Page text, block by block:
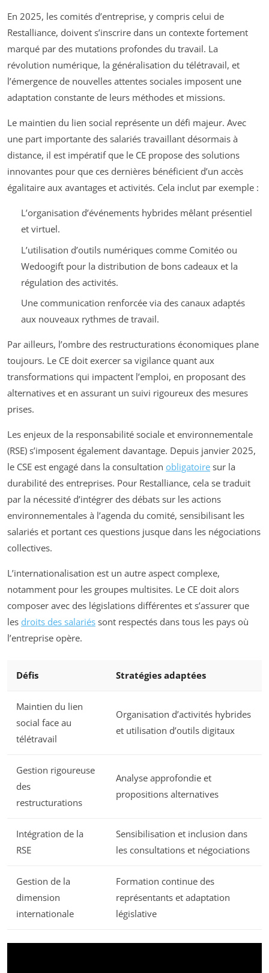
En 2025, les comités d’entreprise, y compris celui de
Restalliance, doivent s’inscrire dans un contexte fortement
marqué par des mutations profondes du travail. La
révolution numérique, la généralisation du télétravail, et
l’émergence de nouvelles attentes sociales imposent une
adaptation constante de leurs méthodes et missions.
Le maintien du lien social représente un défi majeur. Avec
une part importante des salariés travaillant désormais à
distance, il est impératif que le CE propose des solutions
innovantes pour que ces dernières bénéficient d’un accès
égalitaire aux avantages et activités. Cela inclut par exemple :
L’organisation d’événements hybrides mêlant présentiel
et virtuel.
L’utilisation d’outils numériques comme Comitéo ou
Wedoogift pour la distribution de bons cadeaux et la
régulation des activités.
Une communication renforcée via des canaux adaptés
aux nouveaux rythmes de travail.
Par ailleurs, l’ombre des restructurations économiques plane
toujours. Le CE doit exercer sa vigilance quant aux
transformations qui impactent l’emploi, en proposant des
alternatives et en assurant un suivi rigoureux des mesures
prises.
Les enjeux de la responsabilité sociale et environnementale
(RSE) s’imposent également davantage. Depuis janvier 2025,
le CSE est engagé dans la consultation obligatoire sur la
durabilité des entreprises. Pour Restalliance, cela se traduit
par la nécessité d’intégrer des débats sur les actions
environnementales à l’agenda du comité, sensibilisant les
salariés et portant ces questions jusque dans les négociations
collectives.
L’internationalisation est un autre aspect complexe,
notamment pour les groupes multisites. Le CE doit alors
composer avec des législations différentes et s’assurer que
les droits des salariés sont respectés dans tous les pays où
l’entreprise opère.
Défis Stratégies adaptées
Maintien du lien
social face au
télétravail
Organisation d’activités hybrides
et utilisation d’outils digitaux
Gestion rigoureuse
des
restructurations
Analyse approfondie et
propositions alternatives
Intégration de la
RSE
Sensibilisation et inclusion dans
les consultations et négociations
Gestion de la
dimension
internationale
Formation continue des
représentants et adaptation
législative